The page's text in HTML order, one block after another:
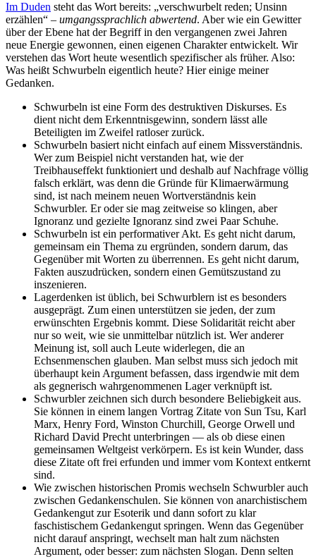
Im Duden steht das Wort bereits: „verschwurbelt reden; Unsinn
erzählen“ – umgangssprachlich abwertend. Aber wie ein Gewitter
über der Ebene hat der Begriff in den vergangenen zwei Jahren
neue Energie gewonnen, einen eigenen Charakter entwickelt. Wir
verstehen das Wort heute wesentlich spezifischer als früher. Also:
Was heißt Schwurbeln eigentlich heute? Hier einige meiner
Gedanken.
Schwurbeln ist eine Form des destruktiven Diskurses. Es
dient nicht dem Erkenntnisgewinn, sondern lässt alle
Beteiligten im Zweifel ratloser zurück.
Schwurbeln basiert nicht einfach auf einem Missverständnis.
Wer zum Beispiel nicht verstanden hat, wie der
Treibhauseffekt funktioniert und deshalb auf Nachfrage völlig
falsch erklärt, was denn die Gründe für Klimaerwärmung
sind, ist nach meinem neuen Wortverständnis kein
Schwurbler. Er oder sie mag zeitweise so klingen, aber
Ignoranz und gezielte Ignoranz sind zwei Paar Schuhe.
Schwurbeln ist ein performativer Akt. Es geht nicht darum,
gemeinsam ein Thema zu ergründen, sondern darum, das
Gegenüber mit Worten zu überrennen. Es geht nicht darum,
Fakten auszudrücken, sondern einen Gemütszustand zu
inszenieren.
Lagerdenken ist üblich, bei Schwurblern ist es besonders
ausgeprägt. Zum einen unterstützen sie jeden, der zum
erwünschten Ergebnis kommt. Diese Solidarität reicht aber
nur so weit, wie sie unmittelbar nützlich ist. Wer anderer
Meinung ist, soll auch Leute widerlegen, die an
Echsenmenschen glauben. Man selbst muss sich jedoch mit
überhaupt kein Argument befassen, dass irgendwie mit dem
als gegnerisch wahrgenommenen Lager verknüpft ist.
Schwurbler zeichnen sich durch besondere Beliebigkeit aus.
Sie können in einem langen Vortrag Zitate von Sun Tsu, Karl
Marx, Henry Ford, Winston Churchill, George Orwell und
Richard David Precht unterbringen — als ob diese einen
gemeinsamen Weltgeist verkörpern. Es ist kein Wunder, dass
diese Zitate oft frei erfunden und immer vom Kontext entkernt
sind.
Wie zwischen historischen Promis wechseln Schwurbler auch
zwischen Gedankenschulen. Sie können von anarchistischem
Gedankengut zur Esoterik und dann sofort zu klar
faschistischem Gedankengut springen. Wenn das Gegenüber
nicht darauf anspringt, wechselt man halt zum nächsten
Argument, oder besser: zum nächsten Slogan. Denn selten